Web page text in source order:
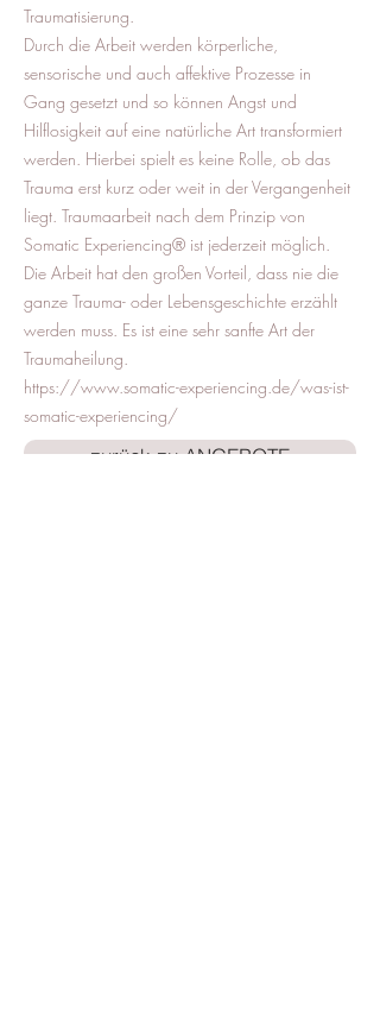
Traumatisierung.
Durch die Arbeit werden körperliche,
sensorische und auch affektive Prozesse in
Gang gesetzt und so können Angst und
Hilflosigkeit auf eine natürliche Art transformiert
werden. Hierbei spielt es keine Rolle, ob das
Trauma erst kurz oder weit in der Vergangenheit
liegt. Traumaarbeit nach dem Prinzip von
Somatic Experiencing® ist jederzeit möglich.
Die Arbeit hat den großen Vorteil, dass nie die
ganze Trauma- oder Lebensgeschichte erzählt
werden muss. Es ist eine sehr sanfte Art der
Traumaheilung.
https://www.somatic-experiencing.de/was-ist-
somatic-experiencing/
zurück zu ANGEBOTE